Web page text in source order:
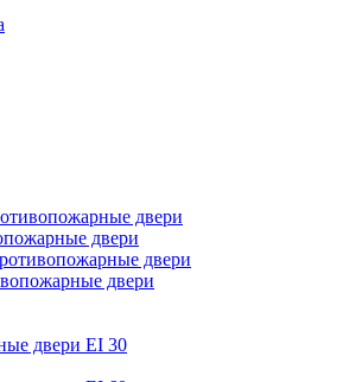
двери
двери
двери
двери
двери EI 30